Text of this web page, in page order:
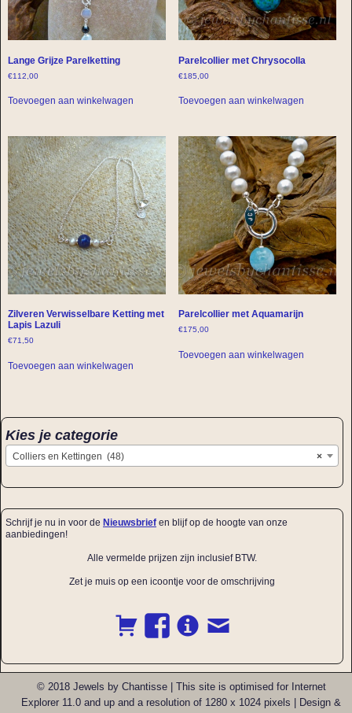
Lange Grijze Parelketting
€112,00
Toevoegen aan winkelwagen
Parelcollier met Chrysocolla
€185,00
Toevoegen aan winkelwagen
Zilveren Verwisselbare Ketting met
Lapis Lazuli
€71,50
Toevoegen aan winkelwagen
Parelcollier met Aquamarijn
€175,00
Toevoegen aan winkelwagen
Kies je categorie
×
Colliers en Kettingen (48)
Schrijf je nu in voor de Nieuwsbrief en blijf op de hoogte van onze
aanbiedingen!
Alle vermelde prijzen zijn inclusief BTW.
Zet je muis op een icoontje voor de omschrijving
© 2018 Jewels by Chantisse | This site is optimised for Internet
Explorer 11.0 and up and a resolution of 1280 x 1024 pixels | Design &